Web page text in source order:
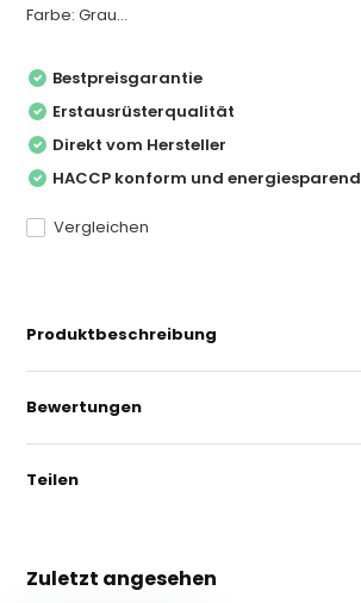
Farbe: Grau...
Bestpreisgarantie
Erstausrüsterqualität
Direkt vom Hersteller
HACCP konform und energiesparend
Vergleichen
Produktbeschreibung
Bewertungen
Teilen
Zuletzt angesehen